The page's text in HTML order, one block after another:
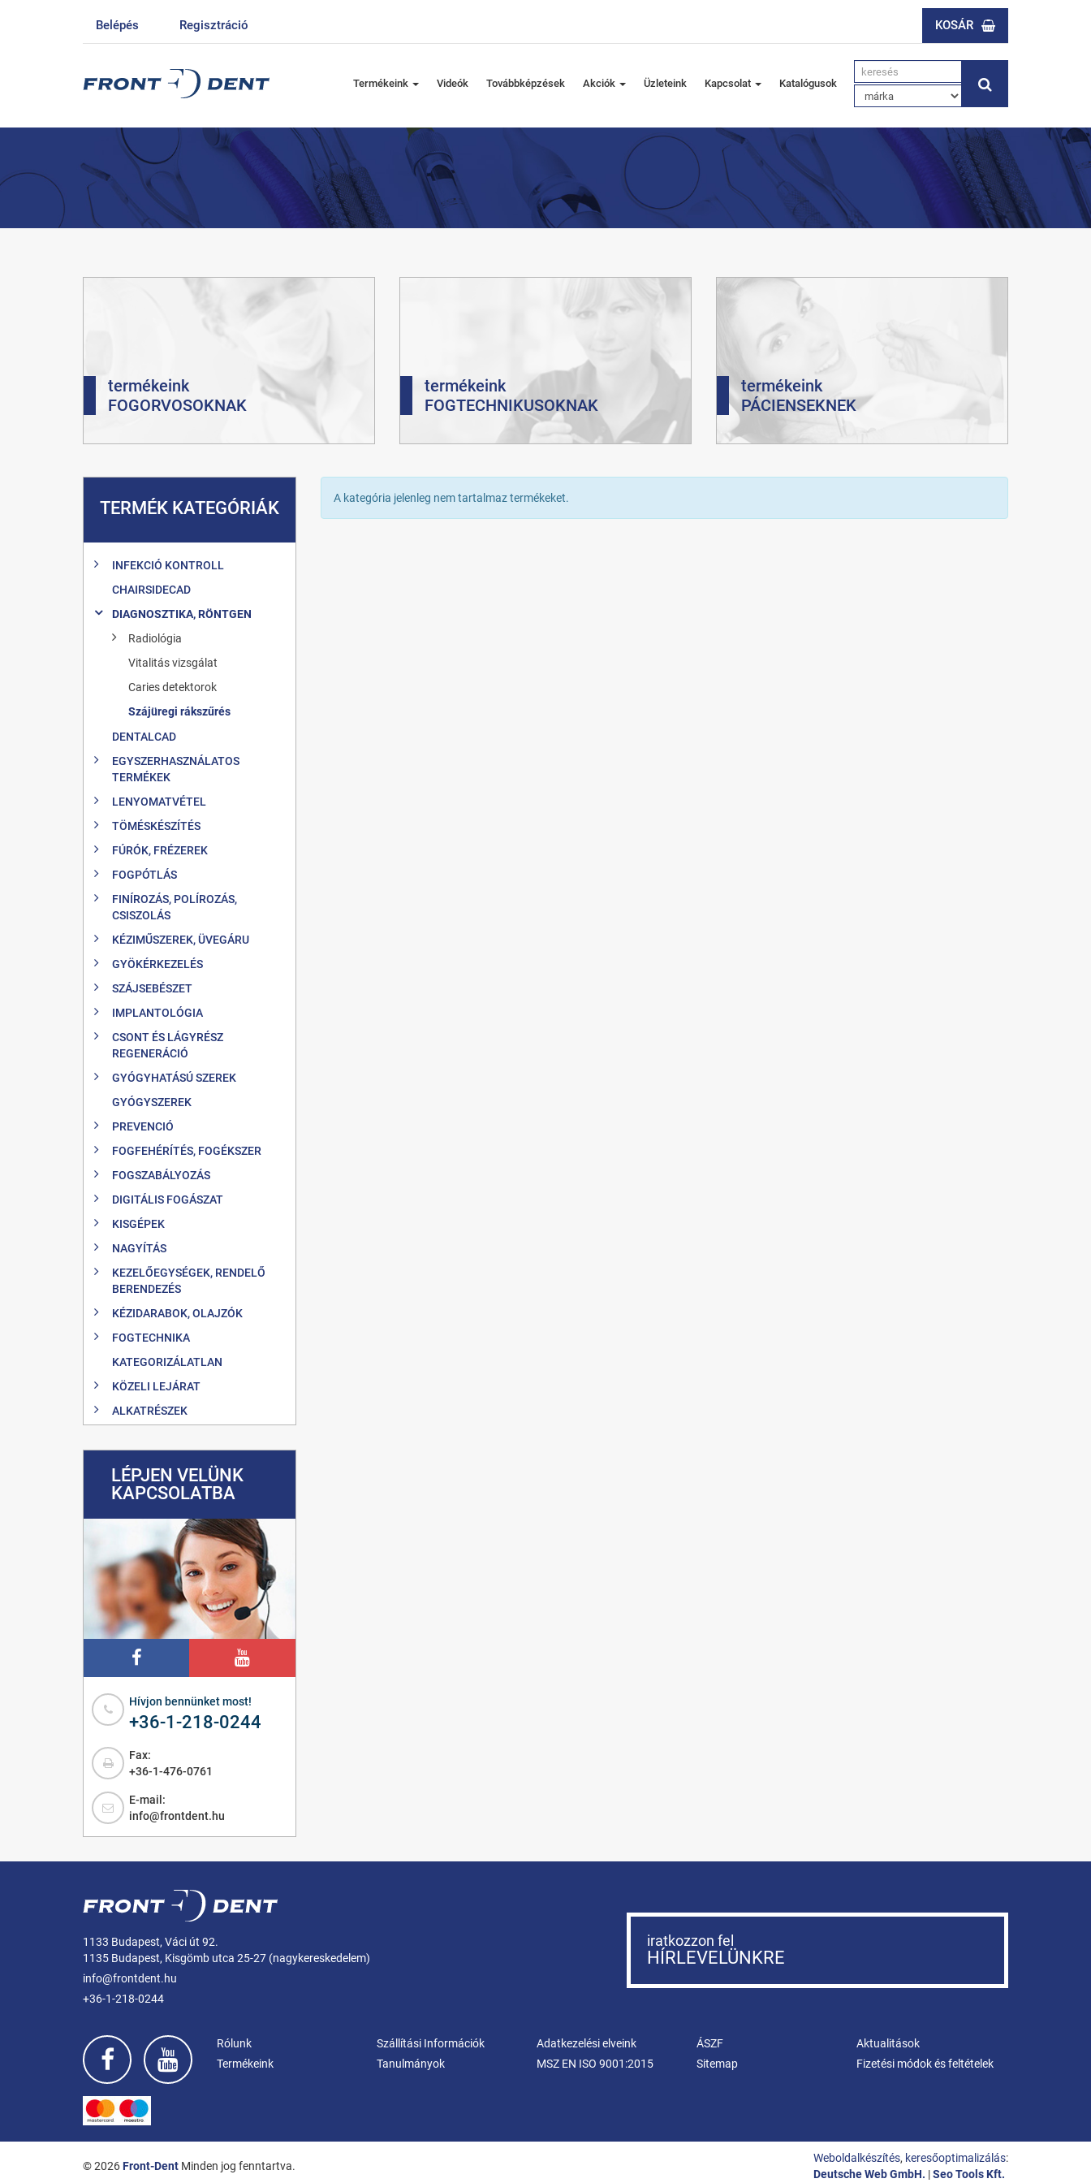
Belépés Regisztráció KOSÁR
Termékeink Videók Továbbképzések Akciók Üzleteink Kapcsolat Katalógusok
termékeink
FOGORVOSOKNAK
termékeink
FOGTECHNIKUSOKNAK
termékeink
PÁCIENSEKNEK
TERMÉK KATEGÓRIÁK
INFEKCIÓ KONTROLL
CHAIRSIDECAD
DIAGNOSZTIKA, RÖNTGEN
Radiológia
Vitalitás vizsgálat
Caries detektorok
Szájüregi rákszűrés
DENTALCAD
EGYSZERHASZNÁLATOS
TERMÉKEK
LENYOMATVÉTEL
TÖMÉSKÉSZÍTÉS
FÚRÓK, FRÉZEREK
FOGPÓTLÁS
FINÍROZÁS, POLÍROZÁS,
CSISZOLÁS
KÉZIMŰSZEREK, ÜVEGÁRU
GYÖKÉRKEZELÉS
SZÁJSEBÉSZET
IMPLANTOLÓGIA
CSONT ÉS LÁGYRÉSZ
REGENERÁCIÓ
GYÓGYHATÁSÚ SZEREK
GYÓGYSZEREK
PREVENCIÓ
FOGFEHÉRÍTÉS, FOGÉKSZER
FOGSZABÁLYOZÁS
DIGITÁLIS FOGÁSZAT
KISGÉPEK
NAGYÍTÁS
KEZELŐEGYSÉGEK, RENDELŐ
BERENDEZÉS
KÉZIDARABOK, OLAJZÓK
FOGTECHNIKA
KATEGORIZÁLATLAN
KÖZELI LEJÁRAT
ALKATRÉSZEK
LÉPJEN VELÜNK
KAPCSOLATBA
Hívjon bennünket most!
+36-1-218-0244
Fax:
+36-1-476-0761
E-mail:
info@frontdent.hu
A kategória jelenleg nem tartalmaz termékeket.
1133 Budapest, Váci út 92.
1135 Budapest, Kisgömb utca 25-27 (nagykereskedelem)
info@frontdent.hu
+36-1-218-0244
iratkozzon fel
HÍRLEVELÜNKRE
Rólunk Szállítási Információk Adatkezelési elveink ÁSZF
Aktualitások
Termékeink
Tanulmányok MSZ EN ISO 9001:2015 Sitemap Fizetési módok és feltételek
© 2026Front-Dent Minden jog fenntartva.
Weboldalkészítés, keresőoptimalizálás:
Deutsche Web GmbH. |Seo Tools Kft.